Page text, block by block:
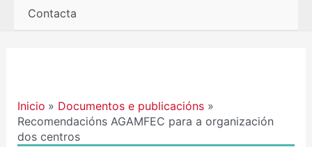
Contacta
Inicio
Documentos e publicacións
Recomendacións AGAMFEC para a organización
dos centros